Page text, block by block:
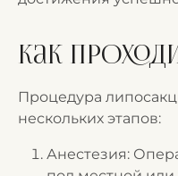
Как
Процедура
нескольких этапов:
Анестезия: